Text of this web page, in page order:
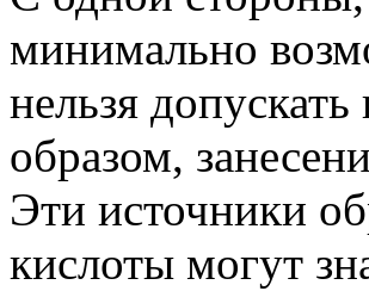
минимально
нельзя
образом,
Эти источники
кислоты могут